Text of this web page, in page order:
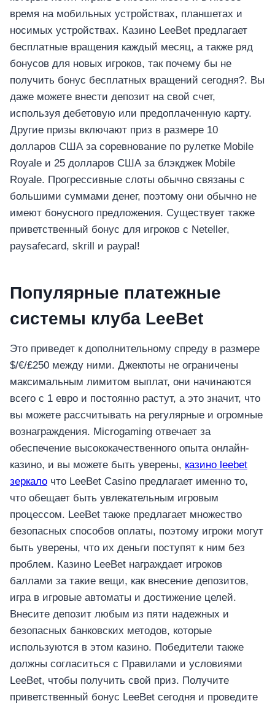
อุปกรณ์เครื่องใช้ภายในครัว
อุปกรณ์เครื่องใช้ภายในครัว
เตาอบไฟฟ้า
หม้อทอดไร้น้ำมัน
กาน้ำร้อน
время на мобильных устройствах, планшетах и
носимых устройствах. Казино LeeBet предлагает
бесплатные вращения каждый месяц, а также ряд
бонусов для новых игроков, так почему бы не
получить бонус бесплатных вращений сегодня?. Вы
даже можете внести депозит на свой счет,
используя дебетовую или предоплаченную карту.
Другие призы включают приз в размере 10
долларов США за соревнование по рулетке Mobile
Royale и 25 долларов США за блэкджек Mobile
Royale. Прогрессивные слоты обычно связаны с
большими суммами денег, поэтому они обычно не
имеют бонусного предложения. Существует также
приветственный бонус для игроков с Neteller,
paysafecard, skrill и paypal!
Популярные платежные
системы клуба LeeBet
Это приведет к дополнительному спреду в размере
$/€/£250 между ними. Джекпоты не ограничены
максимальным лимитом выплат, они начинаются
всего с 1 евро и постоянно растут, а это значит, что
вы можете рассчитывать на регулярные и огромные
вознаграждения. Microgaming отвечает за
обеспечение высококачественного опыта онлайн-
казино, и вы можете быть уверены, казино leebet
зеркало что LeeBet Casino предлагает именно то,
что обещает быть увлекательным игровым
процессом. LeeBet также предлагает множество
безопасных способов оплаты, поэтому игроки могут
быть уверены, что их деньги поступят к ним без
проблем. Казино LeeBet награждает игроков
баллами за такие вещи, как внесение депозитов,
игра в игровые автоматы и достижение целей.
Внесите депозит любым из пяти надежных и
безопасных банковских методов, которые
используются в этом казино. Победители также
должны согласиться с Правилами и условиями
LeeBet, чтобы получить свой приз. Получите
приветственный бонус LeeBet сегодня и проведите